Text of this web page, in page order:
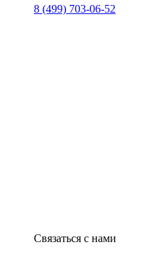
8 (499) 703-06-52
Связаться с нами